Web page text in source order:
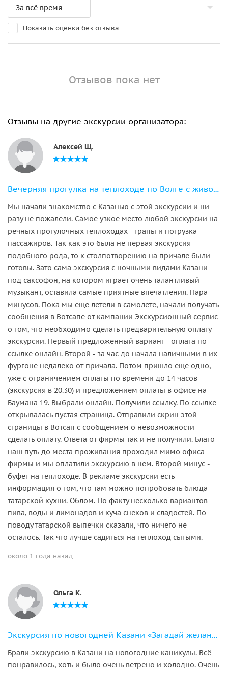
Показать оценки без отзыва
Отзывов пока нет
Отзывы на другие экскурсии организатора:
Алексей Щ.
Вечерняя прогулка на теплоходе по Волге с живой музыкой
Мы начали знакомство с Казанью с этой экскурсии и ни
разу не пожалели. Самое узкое место любой экскурсии на
речных прогулочных теплоходах - трапы и погрузка
пассажиров. Так как это была не первая экскурсия
подобного рода, то к столпотворению на причале были
готовы. Зато сама экскурсия с ночными видами Казани
под саксофон, на котором играет очень талантливый
музыкант, оставила самые приятные впечатления. Пара
минусов. Пока мы еще летели в самолете, начали получать
сообщения в Вотсапе от кампании Экскурсионный сервис
о том, что необходимо сделать предварительную оплату
экскурсии. Первый предложенный вариант - оплата по
ссылке онлайн. Второй - за час до начала наличными в их
фургоне недалеко от причала. Потом пришло еще одно,
уже с ограничением оплаты по времени до 14 часов
(экскурсия в 20.30) и предложением оплаты в офисе на
Баумана 19. Выбрали онлайн. Получили ссылку. По ссылке
открывалась пустая страница. Отправили скрин этой
страницы в Вотсап с сообщением о невозможности
сделать оплату. Ответа от фирмы так и не получили. Благо
наш путь до места проживания проходил мимо офиса
фирмы и мы оплатили экскурсию в нем. Второй минус -
буфет на теплоходе. В рекламе экскурсии есть
информация о том, что там можно попробовать блюда
татарской кухни. Облом. По факту несколько вариантов
пива, воды и лимонадов и куча снеков и сладостей. По
поводу татарской выпечки сказали, что ничего не
осталось. Так что лучше садиться на теплоход сытыми.
около 1 года назад
Ольга К.
Экскурсия по новогодней Казани «Загадай желание под ёлкой!»
Брали экскурсию в Казани на новогодние каникулы. Всё
понравилось, хоть и было очень ветрено и холодно. Очень